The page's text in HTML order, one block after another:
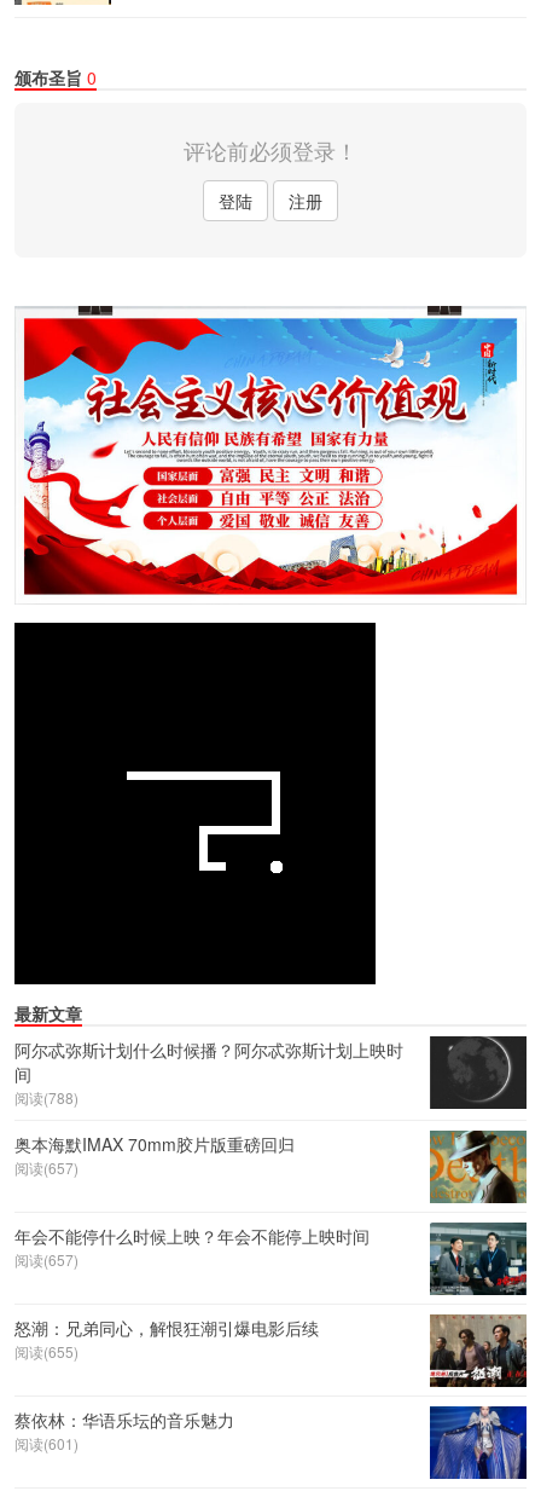
颁布圣旨 0
评论前必须登录！
登陆 注册
最新文章
阿尔忒弥斯计划什么时候播？阿尔忒弥斯计划上映时
间
阅读(788)
奥本海默IMAX 70mm胶片版重磅回归
阅读(657)
年会不能停什么时候上映？年会不能停上映时间
阅读(657)
怒潮：兄弟同心，解恨狂潮引爆电影后续
阅读(655)
蔡依林：华语乐坛的音乐魅力
阅读(601)